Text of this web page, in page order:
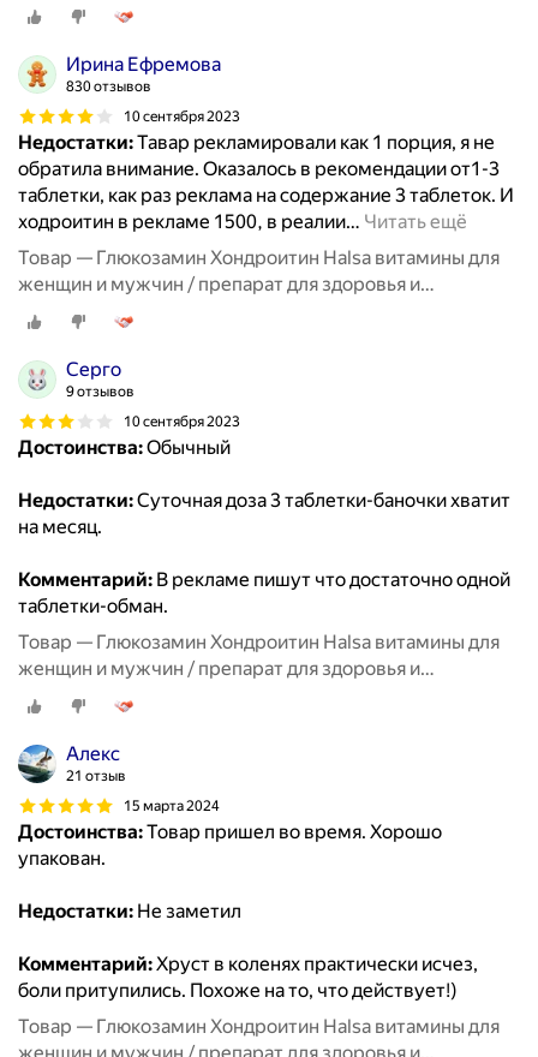
Ирина Ефремова
830 отзывов
10 сентября 2023
Недостатки:Тавар рекламировали как 1 порция, я не
обратила внимание. Оказалось в рекомендации от1-3
таблетки, как раз реклама на содержание 3 таблеток. И
ходроитин в рекламе 1500, в реалии… Читать ещё
Товар — Глюкозамин Хондроитин Halsa витамины для
женщин и мужчин / препарат для здоровья и
восстановления хрящевой ткани, суставов и связок, 90
таблеток
Серго
9 отзывов
10 сентября 2023
Достоинства:Обычный
Недостатки:Суточная доза 3 таблетки-баночки хватит
на месяц.
Комментарий: В рекламе пишут что достаточно одной
таблетки-обман.
Товар — Глюкозамин Хондроитин Halsa витамины для
женщин и мужчин / препарат для здоровья и
восстановления хрящевой ткани, суставов и связок, 90
таблеток
Алекс
21 отзыв
15 марта 2024
Достоинства:Товар пришел во время. Хорошо
упакован.
Недостатки: Не заметил
Комментарий:Хруст в коленях практически исчез,
боли притупились. Похоже на то, что действует!)
Товар — Глюкозамин Хондроитин Halsa витамины для